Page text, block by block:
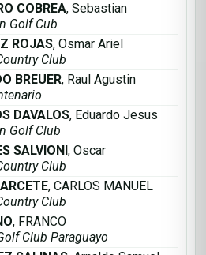
COBREA, Sebastian
Golf Cub
ROJAS, Osmar Ariel
Club
BREUER, Raul Agustin
DAVALOS, Eduardo Jesus
Golf Club
SALVIONI , Oscar
Club
, CARLOS MANUEL
Club
, FRANCO
Club Paraguayo